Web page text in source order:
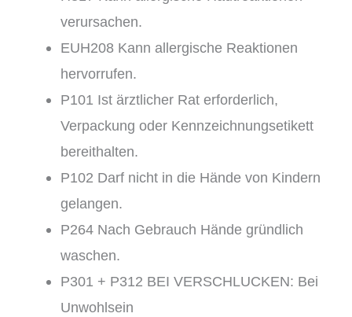
verursachen.
EUH208 Kann allergische Reaktionen
hervorrufen.
P101 Ist ärztlicher Rat erforderlich,
Verpackung oder Kennzeichnungsetikett
bereithalten.
P102 Darf nicht in die Hände von Kindern
gelangen.
P264 Nach Gebrauch Hände gründlich
waschen.
P301 + P312 BEI VERSCHLUCKEN: Bei
Unwohlsein